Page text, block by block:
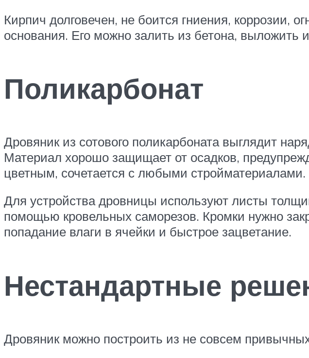
Кирпич долговечен, не боится гниения, коррозии,
основания. Его можно залить из бетона, выложить
Поликарбонат
Дровяник из сотового поликарбоната выглядит
Материал хорошо защищает от осадков,
цветным, сочетается с любыми стройматериалами.
Для устройства дровницы используют листы
помощью кровельных саморезов. Кромки нужно
попадание влаги в ячейки и быстрое зацветание.
Нестандартные
Дровяник можно построить из не совсем